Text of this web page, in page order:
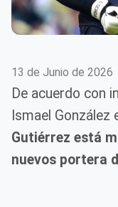
13 de Junio de 2026
De acuerdo con
Ismael González
Gutiérrez está
nuevos portera